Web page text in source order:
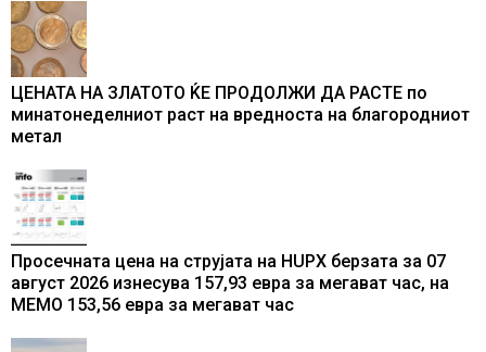
ЦЕНАТА НА ЗЛАТОТО ЌЕ ПРОДОЛЖИ ДА РАСТЕ по
минатонеделниот раст на вредноста на благородниот
метал
Просечната цена на струјата на HUPX берзата за 07
август 2026 изнесува 157,93 евра за мегават час, на
МЕМО 153,56 евра за мегават час